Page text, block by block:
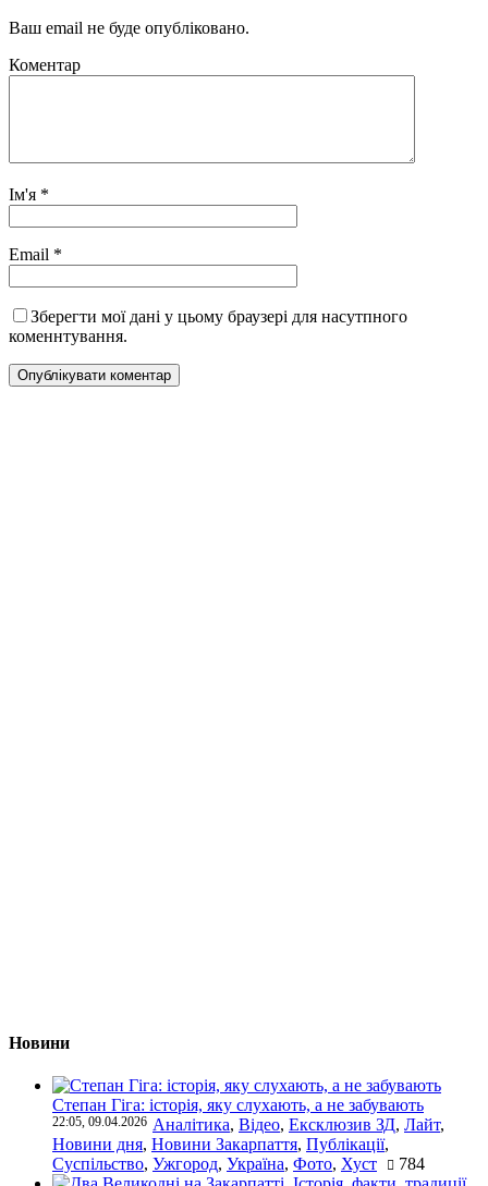
Ваш email не буде опубліковано.
Коментар
Ім'я *
Email *
Зберегти мої дані у цьому браузері для насутпного
коменнтування.
Новини
Степан Гіга: історія, яку слухають, а не забувають
22:05, 09.04.2026 Аналітика, Відео, Ексклюзив ЗД, Лайт,
Новини дня, Новини Закарпаття, Публікації,
Суспільство, Ужгород, Україна, Фото, Хуст 784